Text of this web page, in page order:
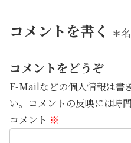
コメントを書く ∗
コメントをどうぞ
E-Mailなどの個人情報は書
い。コメントの反映には時
コメント ※